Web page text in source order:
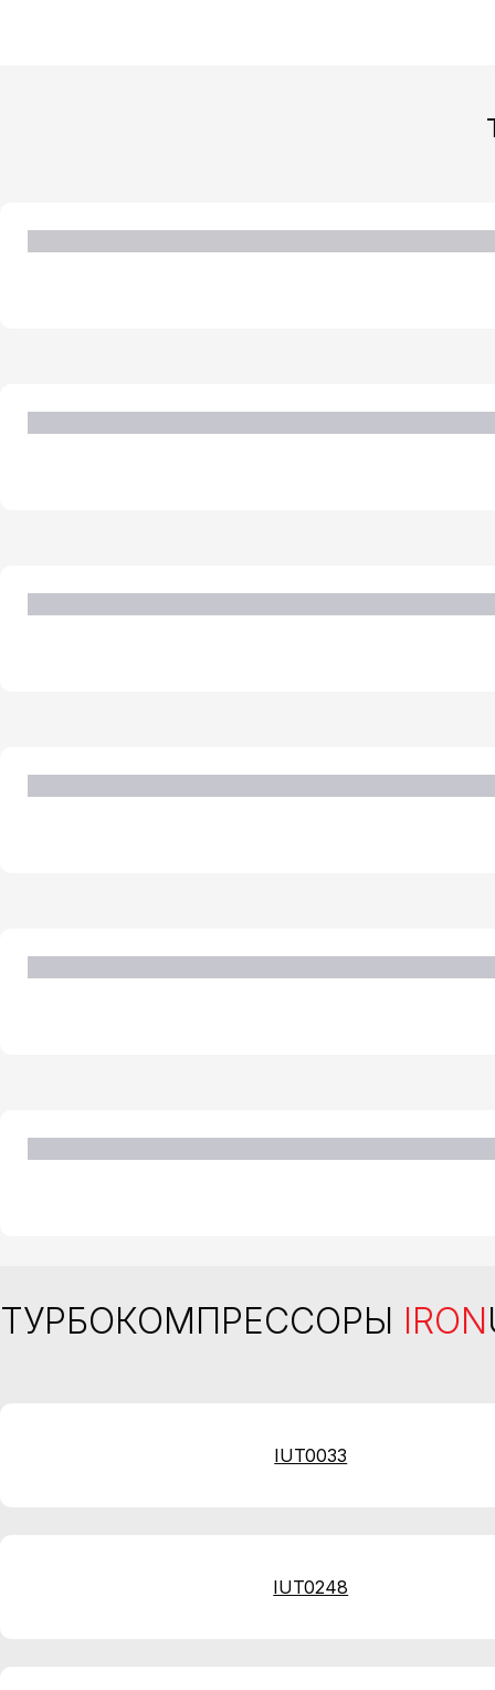
ТУРБОКОМПРЕССОРЫ IRON
IUT0033
IUT0248